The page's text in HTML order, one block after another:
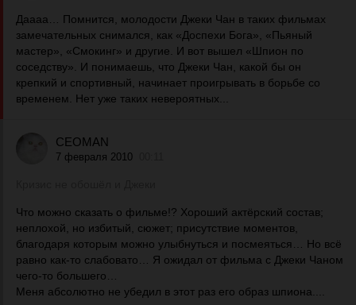
Даааа… Помнится, молодости Джеки Чан в таких фильмах
замечательных снимался, как «Доспехи Бога», «Пьяный
мастер», «Смокинг» и другие. И вот вышел «Шпион по
соседству». И понимаешь, что Джеки Чан, какой бы он
крепкий и спортивный, начинает проигрывать в борьбе со
временем. Нет уже таких невероятных...
CEOMAN
7 февраля 2010
Что можно сказать о фильме!? Хороший актёрский состав;
неплохой, но избитый, сюжет; присутствие моментов,
благодаря которым можно улыбнуться и посмеяться… Но всё
равно как-то слабовато… Я ожидал от фильма с Джеки Чаном
чего-то большего…
Меня абсолютно не убедил в этот раз его образ шпиона....